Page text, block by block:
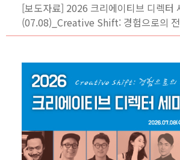
[보도자료] 2026 크리에이티브 디렉터
(07.08)_Creative Shift: 경험으로의